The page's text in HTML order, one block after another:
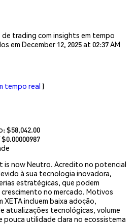
trading com insights em tempo
em December 12, 2025 at 02:37 AM
tempo real )
$58,042.00
$0.00000987
is now Neutro. Acredito no potencial
à sua tecnologia inovadora,
estratégicas, que podem
no mercado. Motivos
incluem baixa adoção,
atualizações tecnológicas, volume
pouca utilidade clara no ecossistema